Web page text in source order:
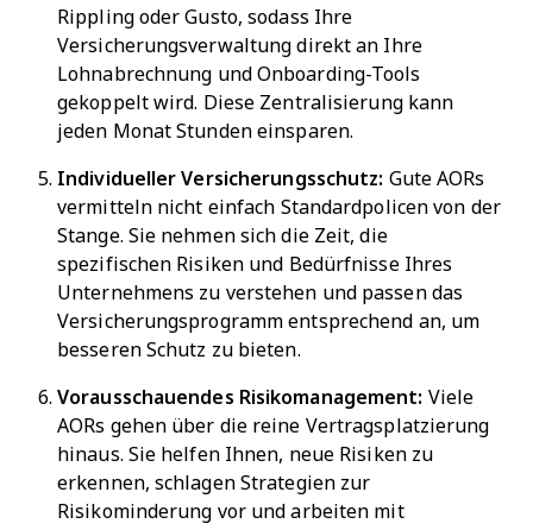
Rippling oder Gusto, sodass Ihre
Versicherungsverwaltung direkt an Ihre
Lohnabrechnung und Onboarding-Tools
gekoppelt wird. Diese Zentralisierung kann
jeden Monat Stunden einsparen.
Individueller Versicherungsschutz: Gute AORs
vermitteln nicht einfach Standardpolicen von der
Stange. Sie nehmen sich die Zeit, die
spezifischen Risiken und Bedürfnisse Ihres
Unternehmens zu verstehen und passen das
Versicherungsprogramm entsprechend an, um
besseren Schutz zu bieten.
Vorausschauendes Risikomanagement: Viele
AORs gehen über die reine Vertragsplatzierung
hinaus. Sie helfen Ihnen, neue Risiken zu
erkennen, schlagen Strategien zur
Risikominderung vor und arbeiten mit